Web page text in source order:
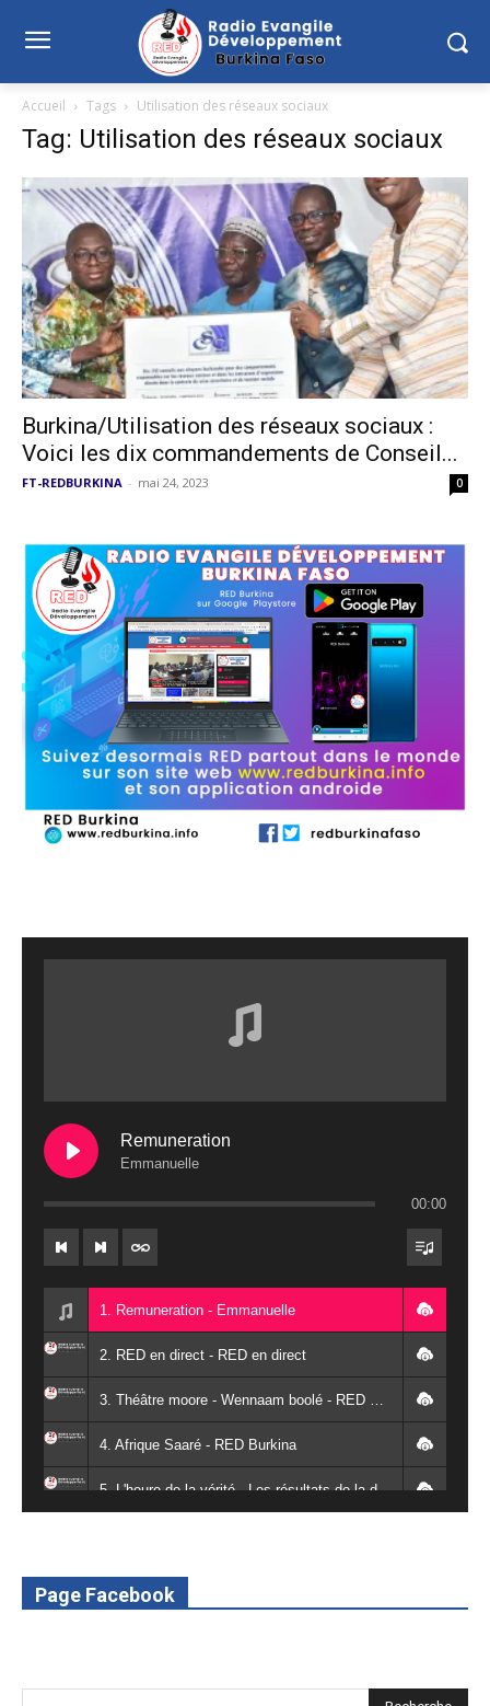
Accueil Tags Utilisation des réseaux sociaux
Tag: Utilisation des réseaux sociaux
Burkina/Utilisation des réseaux sociaux :
Voici les dix commandements de Conseil...
FT-REDBURKINA - mai 24, 2023 0
Remuneration
Emmanuelle
00:00
1. Remuneration - Emmanuelle
2. RED en direct - RED en direct
4. Afrique Saaré - RED Burkina
5. L'heure de la vérité - Les résultats de la désodéissance et de l'obeissance - RED Burkina
7. SPOT 2 RED Multimédia 2022
Page Facebook